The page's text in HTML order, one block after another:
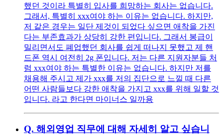
했던 것이라 특별히 입사를 희망하는 회사는 없습니다.
그래서, 특별히 xxx여야 하는 이유는 없습니다. 하지만,
저 같은 경우는 일단 제것이 되었다 싶으면 애착을 가진
다는 부존효과가 상당히 강한 편입니다. 그래서 봉급이
밀리면서도 폐업했던 회사를 쉽게 떠나지 못했고 제 핸
드폰 역시 여전히 2g 폰입니다. 저는 다른 지원자분들 처
럼 xxx여야 하는 특별한 이유는 없습니다. 하지만 저를
채용해 주시고 제가 xxx를 저의 집단으로 느낄 때 다른
어떤 사람들보다 강한 애착을 가지고 xxx를 위해 일할 것
입니다. 라고 한다면 마이너스 일까용
Q. 해외영업 직무에 대해 자세히 알고 싶습니